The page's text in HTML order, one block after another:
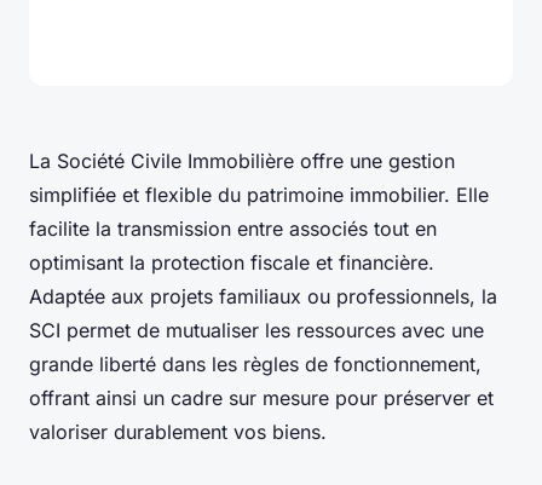
La Société Civile Immobilière offre une gestion
simplifiée et flexible du patrimoine immobilier. Elle
facilite la transmission entre associés tout en
optimisant la protection fiscale et financière.
Adaptée aux projets familiaux ou professionnels, la
SCI permet de mutualiser les ressources avec une
grande liberté dans les règles de fonctionnement,
offrant ainsi un cadre sur mesure pour préserver et
valoriser durablement vos biens.